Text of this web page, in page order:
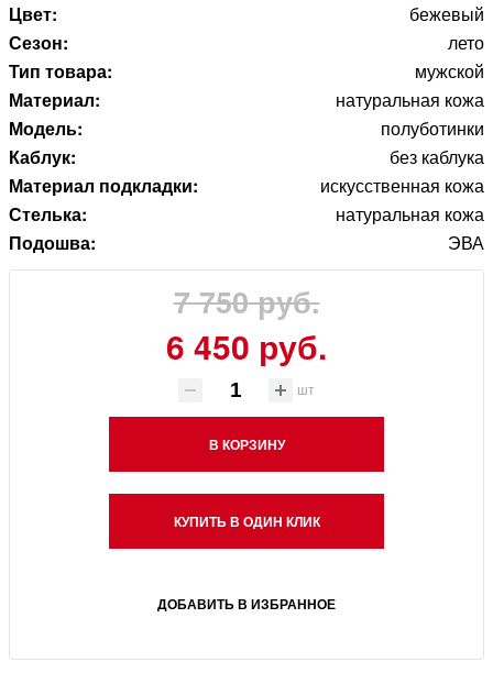
Цвет:
бежевый
Сезон:
лето
Тип товара:
мужской
Материал:
натуральная кожа
Модель:
полуботинки
Каблук:
без каблука
Материал подкладки:
искусственная кожа
Стелька:
натуральная кожа
Подошва:
ЭВА
7 750 руб.
6 450 руб.
шт
В КОРЗИНУ
КУПИТЬ В ОДИН КЛИК
ДОБАВИТЬ В ИЗБРАННОЕ